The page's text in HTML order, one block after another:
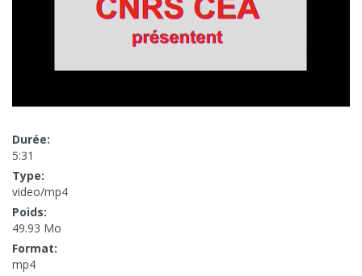
Durée:
5:31
Type:
video/mp4
Poids:
49.93 Mo
Format:
mp4